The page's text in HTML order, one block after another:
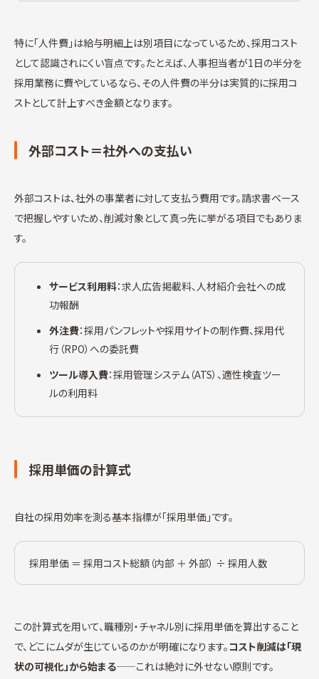
特に「人件費」は給与明細上は別項目になっているため、採用コスト
として認識されにくい盲点です。たとえば、人事担当者が1日の半分を
採用業務に費やしているなら、その人件費の半分は実質的に採用コ
ストとして計上すべき金額となります。
外部コスト＝社外への支払い
外部コストは、社外の事業者に対して支払う費用です。請求書ベース
で把握しやすいため、削減対象として真っ先に挙がる項目でもありま
す。
サービス利用料：求人広告掲載料、人材紹介会社への成
功報酬
外注費：採用パンフレットや採用サイトの制作費、採用代
行（RPO）への委託費
ツール導入費：採用管理システム（ATS）、適性検査ツー
ルの利用料
採用単価の計算式
自社の採用効率を測る基本指標が「採用単価」です。
採用単価 ＝ 採用コスト総額（内部 ＋ 外部） ÷ 採用人数
この計算式を用いて、職種別・チャネル別に採用単価を算出すること
で、どこにムダが生じているのかが明確になります。コスト削減は「現
状の可視化」から始まる——これは絶対に外せない原則です。